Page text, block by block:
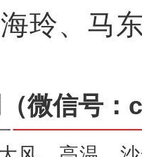
、马
（微信号